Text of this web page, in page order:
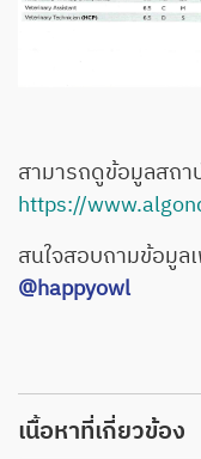
สามารถดูข้อมูลสถา
https://
สนใจสอบถามข้อมูล
@happyowl
เนื้อหาที่เกี่ยวข้อง